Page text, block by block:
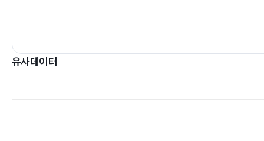
유사데이터